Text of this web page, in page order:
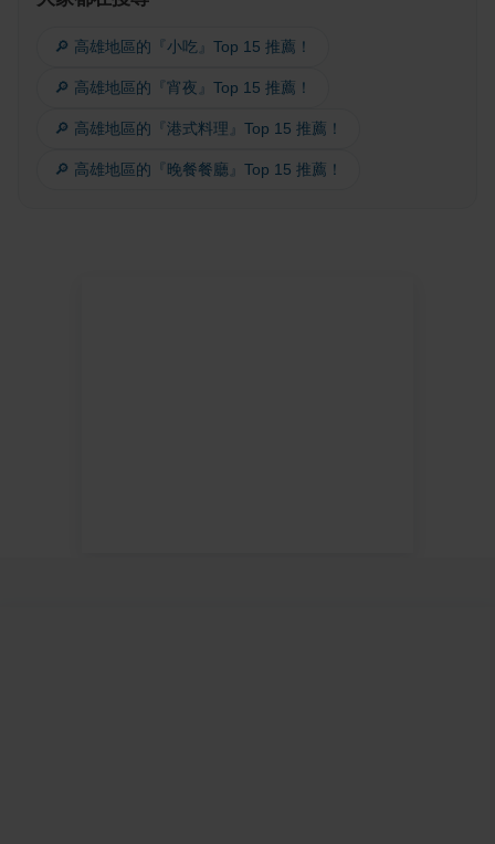
🔎 高雄地區的『小吃』Top 15 推薦！
🔎 高雄地區的『宵夜』Top 15 推薦！
🔎 高雄地區的『港式料理』Top 15 推薦！
🔎 高雄地區的『晚餐餐廳』Top 15 推薦！